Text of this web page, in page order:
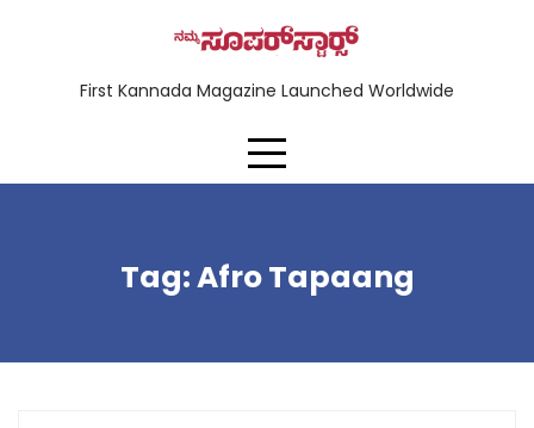
First Kannada Magazine Launched Worldwide
Tag:Afro Tapaang